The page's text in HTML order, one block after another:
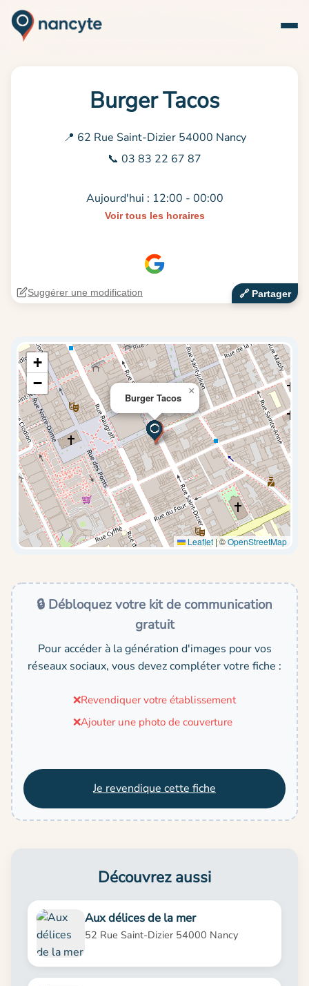
Burger Tacos
📍 62 Rue Saint-Dizier 54000 Nancy
📞 03 83 22 67 87
Aujourd'hui : 12:00 - 00:00
Voir tous les horaires
🔗‍️ Partager
Suggérer une modification
Burger Tacos
×
+
−
Leaflet|©OpenStreetMap
🔒 Débloquez votre kit de communication
gratuit
Pour accéder à la génération d'images pour vos
réseaux sociaux, vous devez compléter votre fiche :
❌Revendiquer votre établissement
❌Ajouter une photo de couverture
Je revendique cette fiche
Découvrez aussi
Aux délices de la mer
52 Rue Saint-Dizier 54000 Nancy